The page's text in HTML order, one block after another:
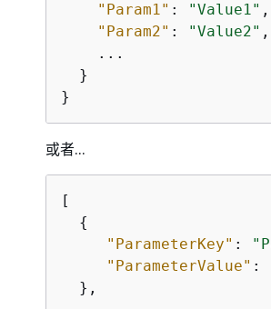
"Param1" : "Value1" ,
"Param2" : "Value2" ,
    ...
  }
}
或者...
[
{
"ParameterKey" :
"ParameterValue" :
  },